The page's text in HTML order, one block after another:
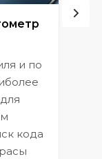
и по
кода